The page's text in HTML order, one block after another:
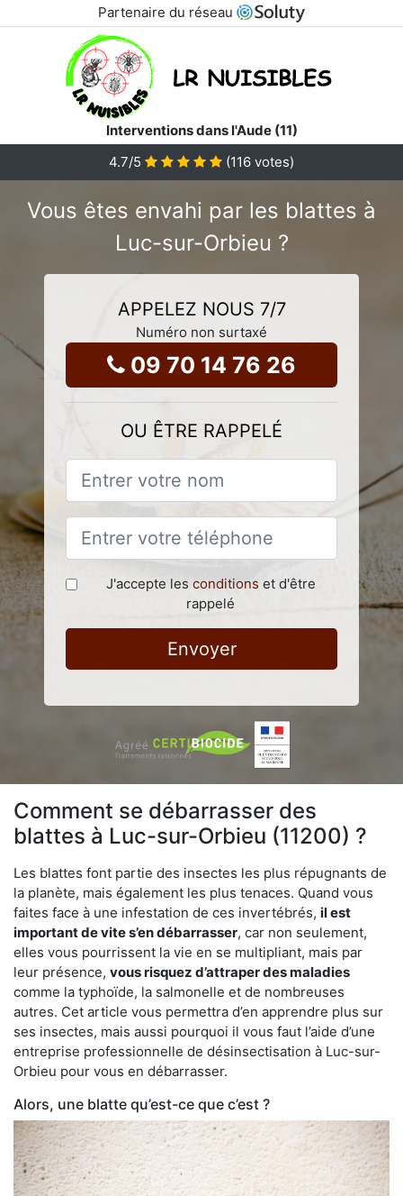
Partenaire du réseau
Interventions dans l'Aude (11)
4.7/5 (116 votes)
Vous êtes envahi par les blattes à
Luc-sur-Orbieu ?
APPELEZ NOUS 7/7
Numéro non surtaxé
09 70 14 76 26
OU ÊTRE RAPPELÉ
J'accepte les conditions et d'être
rappelé
Envoyer
Comment se débarrasser des
blattes à Luc-sur-Orbieu (11200) ?
Les blattes font partie des insectes les plus répugnants de
la planète, mais également les plus tenaces. Quand vous
faites face à une infestation de ces invertébrés, il est
important de vite s’en débarrasser, car non seulement,
elles vous pourrissent la vie en se multipliant, mais par
leur présence, vous risquez d’attraper des maladies
comme la typhoïde, la salmonelle et de nombreuses
autres. Cet article vous permettra d’en apprendre plus sur
ses insectes, mais aussi pourquoi il vous faut l’aide d’une
entreprise professionnelle de désinsectisation à Luc-sur-
Orbieu pour vous en débarrasser.
Alors, une blatte qu’est-ce que c’est ?